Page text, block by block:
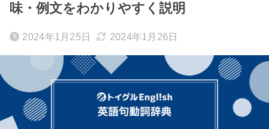
味・例文をわかりやすく説明
2024年1月25日 2024年1月26日